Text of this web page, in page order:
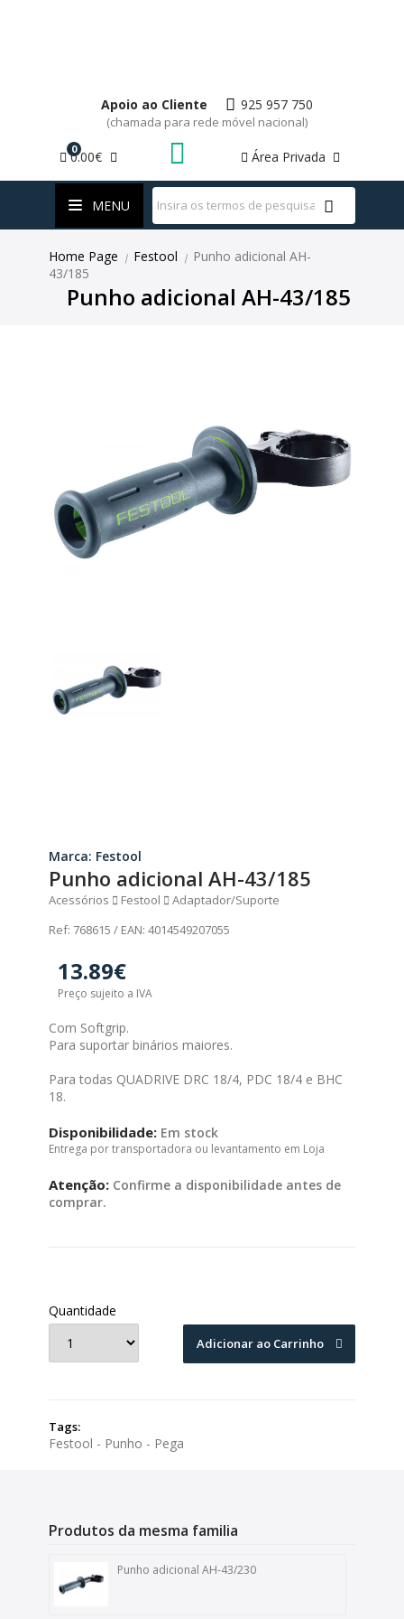
WhatsApp
Apoio ao Cliente 925 957 750
(chamada para rede móvel nacional)
Área Privada
0
0.00€
MENU
Home Page | Festool | Punho adicional AH-
43/185
Punho adicional AH-43/185
Marca: Festool
Punho adicional AH-43/185
Acessórios Festool
Adaptador/Suporte
Ref: 768615 / EAN: 4014549207055
13.89€
Preço sujeito a IVA
Com Softgrip.
Para suportar binários maiores.
Para todas QUADRIVE DRC 18/4, PDC 18/4 e BHC
18.
Disponibilidade: Em stock
Entrega por transportadora ou levantamento em Loja
Atenção: Confirme a disponibilidade antes de
comprar.
Quantidade
Adicionar ao Carrinho
Tags:
Festool - Punho - Pega
Produtos da mesma familia
Punho adicional AH-43/230